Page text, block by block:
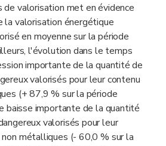
de valorisation met en évidence
la valorisation énergétique
en moyenne sur la période
l'évolution dans le temps
importante de la quantité de
valorisés pour leur contenu
(+ 87,9 % sur la période
baisse importante de la quantité
valorisés pour leur
métalliques (- 60,0 % sur la